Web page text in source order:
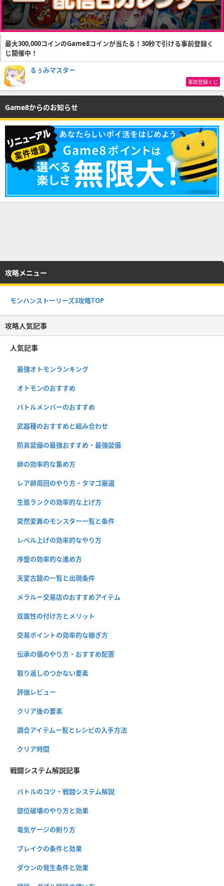
最大300,000コインのGame8コインが当たる！30秒で引ける事前登録く
じ開催中！
るぅみマスター
事前登録くじ
Game8からのお知らせ
攻略メニュー
モンハンストーリーズ3攻略TOP
攻略人気記事
人気記事
最強オトモンランキング
オトモンのおすすめ
バトルメンバーのおすすめ
武器種のおすすめと組み合わせ
防具装備の最強おすすめ・最強装備
卵の効率的な集め方
レア卵周回のやり方・タマゴ厳選
生態ランクの効率的な上げ方
突然変異のモンスター一覧と条件
レベル上げの効率的なやり方
序盤の効率的な進め方
天変古龍の一覧と出現条件
メラルー交易店のおすすめアイテム
双属性の付け方とメリット
交易ポイントの効率的な稼ぎ方
伝承の儀のやり方・おすすめ配置
取り返しのつかない要素
評価レビュー
クリア後の要素
調合アイテム一覧とレシピの入手方法
クリア時間
戦闘システム解説記事
バトルのコツ・戦闘システム解説
部位破壊のやり方と効果
竜気ゲージの削り方
ブレイクの条件と効果
ダウンの発生条件と効果